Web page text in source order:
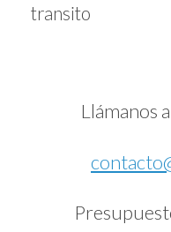
transito
Llámanos